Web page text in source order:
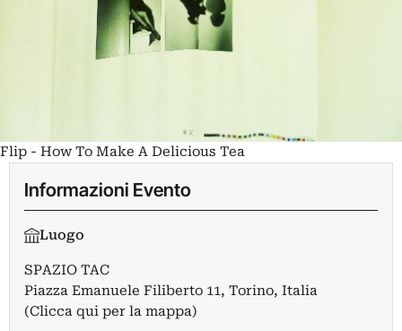
Flip - How To Make A Delicious Tea
Informazioni Evento
Luogo
SPAZIO TAC
Piazza Emanuele Filiberto 11, Torino, Italia
(Clicca qui per la mappa)